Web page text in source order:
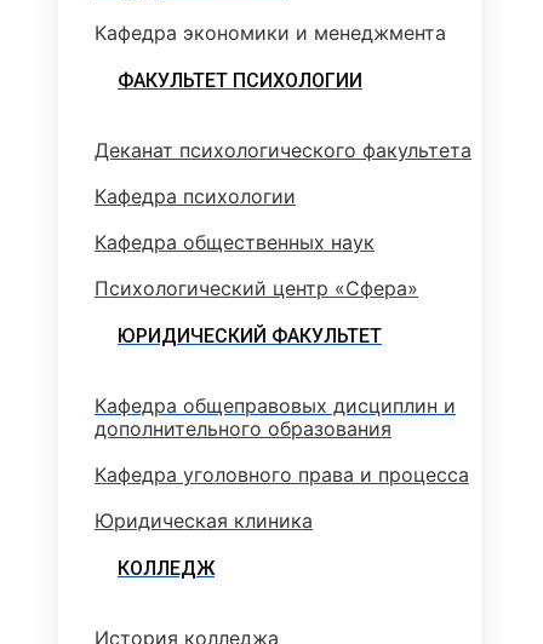
Кафедра экономики и менеджмента
ФАКУЛЬТЕТ ПСИХОЛОГИИ
Деканат психологического факультета
Кафедра психологии
Кафедра общественных наук
Психологический центр «Сфера»
ЮРИДИЧЕСКИЙ ФАКУЛЬТЕТ
Кафедра общеправовых дисциплин и
дополнительного образования
Кафедра уголовного права и процесса
Юридическая клиника
КОЛЛЕДЖ
История колледжа